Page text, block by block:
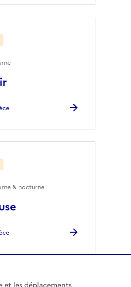
& nocturne